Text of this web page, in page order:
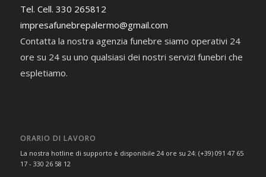
Tel. Cell. 330 265812
impresafunebrepalermo@gmail.com
Contatta la nostra agenzia funebre siamo operativi 24
ore su 24 su uno qualsiasi dei nostri servizi funebri che
espletiamo.
ORARIO DI LAVORO
La nostra hotline di supporto è disponibile 24 ore su 24: (+39) 091 47 65
17 - 330 26 58 12